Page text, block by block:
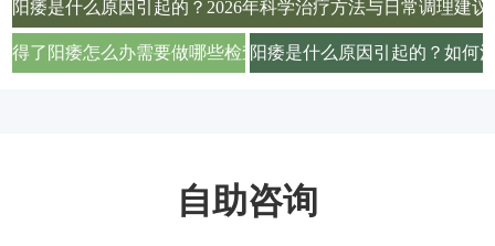
阳痿是什么原因引起的？2026年科学治疗方法与日常调理建议
得了阳痿怎么办需要做哪些检查项目才能确诊阳痿是什么原因引起的？如何
自助咨询